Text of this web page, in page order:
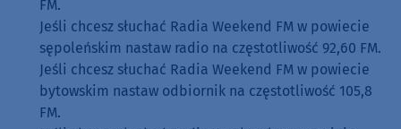
FM.
Jeśli chcesz słuchać Radia Weekend FM w powiecie
sępoleńskim nastaw radio na częstotliwość 92,60 FM.
Jeśli chcesz słuchać Radia Weekend FM w powiecie
bytowskim nastaw odbiornik na częstotliwość 105,8
FM.